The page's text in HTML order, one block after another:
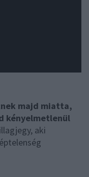
majd miatta,
kényelmetlenül
aki